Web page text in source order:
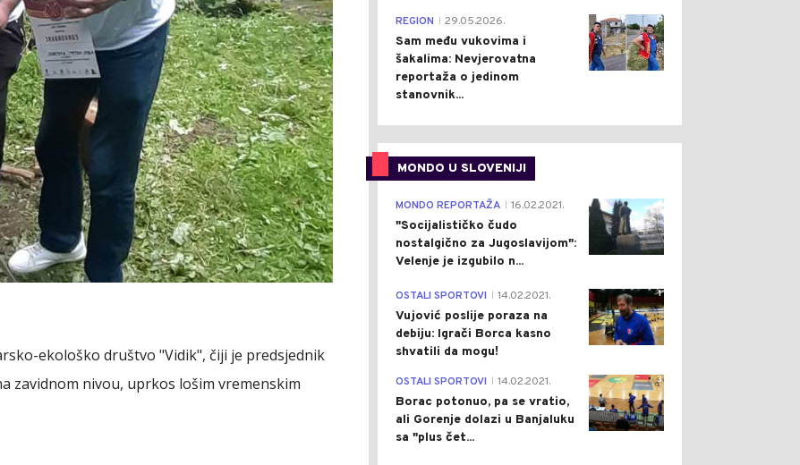
ekološko društvo "Vidik", čiji je predsjednik
zavidnom nivou, uprkos lošim vremenskim
0
REGION 29.05.2026.
Sam među vukovima i
šakalima: Nevjerovatna
reportaža o jedinom
stanovnik...
MONDO U SLOVENIJI
4
MONDO REPORTAŽA 16.02.2021.
"Socijalističko čudo
nostalgično za Jugoslavijom":
Velenje je izgubilo n...
1
OSTALI SPORTOVI 14.02.2021.
Vujović poslije poraza na
debiju: Igrači Borca kasno
shvatili da mogu!
3
OSTALI SPORTOVI 14.02.2021.
Borac potonuo, pa se vratio,
ali Gorenje dolazi u Banjaluku
sa "plus čet...